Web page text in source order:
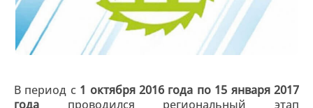
В период с 1 октября 2016 года по 15 января 2017
года проводился региональный этап